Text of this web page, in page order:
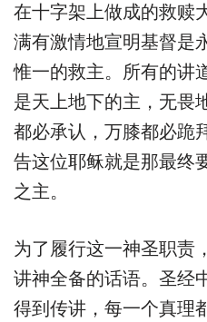
在十字架上做成的救赎
满有激情地宣明基督是
惟一的救主。所有的讲
是天上地下的主，无畏
都必承认，万膝都必跪
告这位耶稣就是那最终
之主。
为了履行这一神圣职责
讲神全备的话语。圣经
得到传讲，每一个真理